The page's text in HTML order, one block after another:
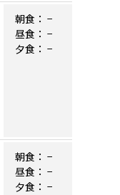
朝食： −
昼食： −
夕食： −
朝食： −
昼食： −
夕食： −